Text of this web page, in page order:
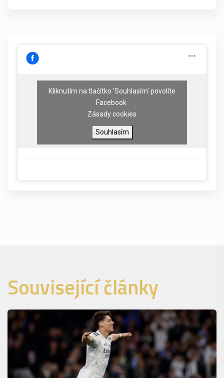
Kliknutím na tlačítko 'Souhlasím' povolíte
Facebook
Zásady cookies
Souhlasím
Související články